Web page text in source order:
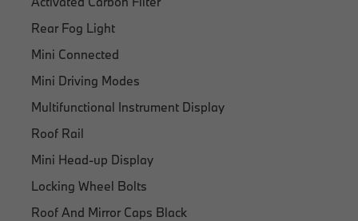
Rear Fog Light
Mini Connected
Mini Driving Modes
Multifunctional Instrument Display
Roof Rail
Mini Head-up Display
Locking Wheel Bolts
Roof And Mirror Caps Black